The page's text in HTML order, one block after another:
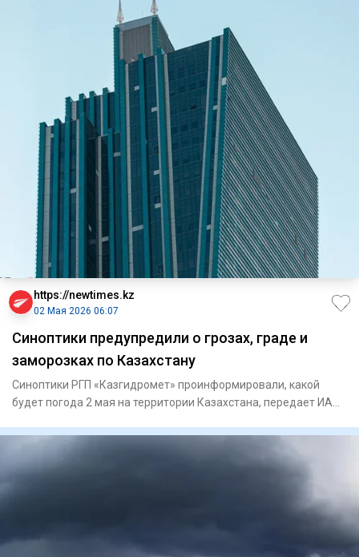
https://newtimes.kz
02 Мая 2026 06:07
Синоптики предупредили о грозах, граде и
заморозках по Казахстану
Синоптики РГП «Казгидромет» проинформировали, какой
будет погода 2 мая на территории Казахстана, передает ИА